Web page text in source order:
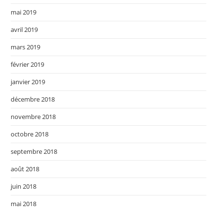
mai 2019
avril 2019
mars 2019
février 2019
janvier 2019
décembre 2018
novembre 2018
octobre 2018
septembre 2018
août 2018
juin 2018
mai 2018